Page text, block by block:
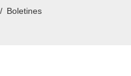
Boletines